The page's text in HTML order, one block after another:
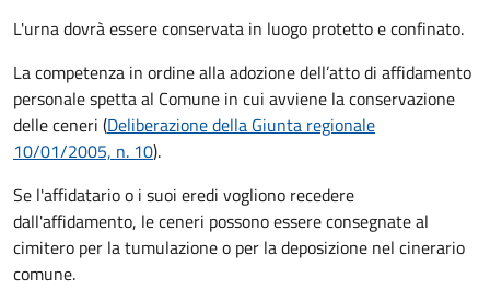
L'urna dovrà essere conservata in luogo protetto e confinato.
La competenza in ordine alla adozione dell’atto di affidamento
personale spetta al Comune in cui avviene la conservazione
delle ceneri (Deliberazione della Giunta regionale
10/01/2005, n. 10).
Se l'affidatario o i suoi eredi vogliono recedere
dall'affidamento, le ceneri possono essere consegnate al
cimitero per la tumulazione o per la deposizione nel cinerario
comune.